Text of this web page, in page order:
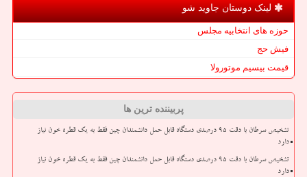
لینک دوستان جاوید شو
حوزه های انتخابیه مجلس
فیش حج
قیمت بیسیم موتورولا
پربیننده ترین ها
تشخیص سرطان با دقت ۹۵ درصدی دستگاه قابل حمل دانشمندان چین فقط به یک قطره خون نیاز
دارد
تشخیص سرطان با دقت ۹۵ درصدی دستگاه قابل حمل دانشمندان چین فقط به یک قطره خون نیاز
دارد